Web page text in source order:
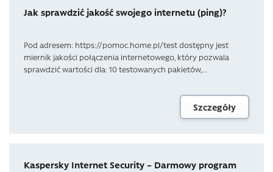
Jak sprawdzić jakość swojego internetu (ping)?
Pod adresem: https://pomoc.home.pl/test dostępny jest
miernik jakości połączenia internetowego, który pozwala
sprawdzić wartości dla: 10 testowanych pakietów,...
Szczegóły
Kaspersky Internet Security – Darmowy program